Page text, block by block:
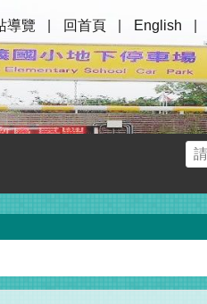
導覽
回首頁 English